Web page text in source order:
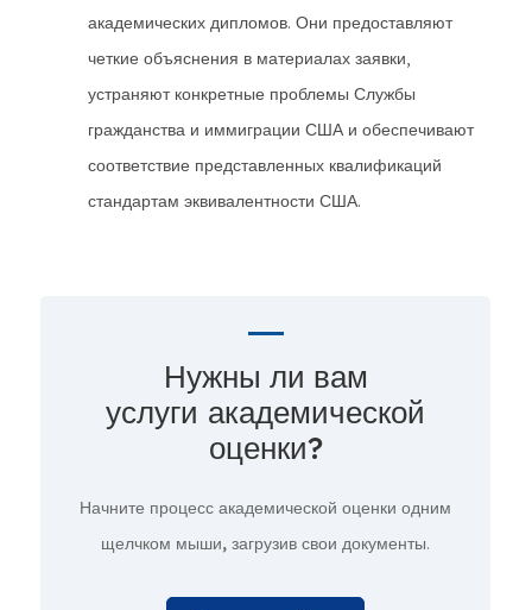
академических дипломов. Они предоставляют
четкие объяснения в материалах заявки,
устраняют конкретные проблемы Службы
гражданства и иммиграции США и обеспечивают
соответствие представленных квалификаций
стандартам эквивалентности США.
Нужны ли вам
услуги академической
оценки?
Начните процесс академической оценки одним
щелчком мыши, загрузив свои документы.